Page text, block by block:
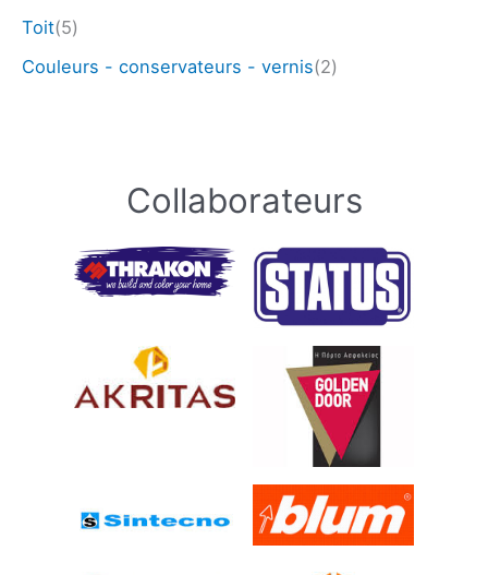
Toit(5)
Couleurs - conservateurs - vernis(2)
Collaborateurs